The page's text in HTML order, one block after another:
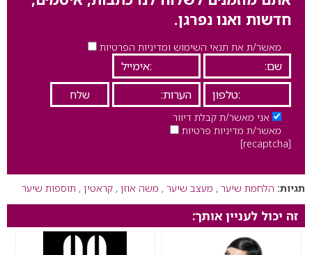
חדשות ואנו נפרגן.
מאשר/ת את תנאי השימוש ומדיניות הפרטיות
אני מאשר/ת קבלת דיוור
מאשר/ת מדיניות פרטיות
[recaptcha]
תגיות: הלחמת שיער , מעצב שיער , משה אוזן , קראטין , תוספות שיער
זה יכול לעניין אותך: